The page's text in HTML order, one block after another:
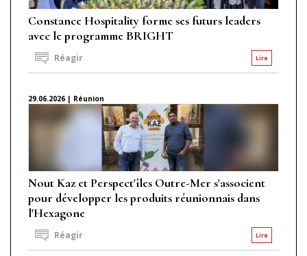
Constance Hospitality forme ses futurs leaders
avec le programme BRIGHT
Lire
Réagir
29.06.2026 | Réunion
Nout Kaz et Perspect'îles Outre-Mer s'associent
pour développer les produits réunionnais dans
l'Hexagone
Lire
Réagir